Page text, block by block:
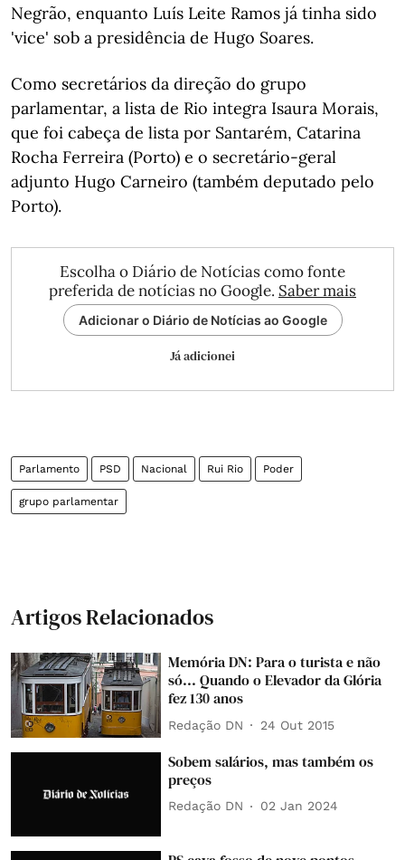
Negrão, enquanto Luís Leite Ramos já tinha sido
'vice' sob a presidência de Hugo Soares.
Como secretários da direção do grupo
parlamentar, a lista de Rio integra Isaura Morais,
que foi cabeça de lista por Santarém, Catarina
Rocha Ferreira (Porto) e o secretário-geral
adjunto Hugo Carneiro (também deputado pelo
Porto).
Escolha o Diário de Notícias como fonte
preferida de notícias no Google. Saber mais
Adicionar o Diário de Notícias ao Google
Já adicionei
Parlamento PSD Nacional Rui Rio Poder
grupo parlamentar
Artigos Relacionados
Memória DN: Para o turista e não
só... Quando o Elevador da Glória
fez 130 anos
Redação DN 24 Out 2015
Sobem salários, mas também os
preços
Redação DN 02 Jan 2024